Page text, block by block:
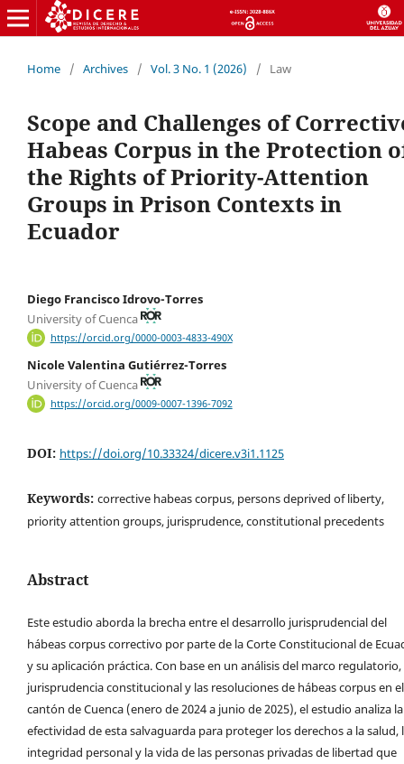
Home / Archives / Vol. 3 No. 1 (2026) / Law
Scope and Challenges of
Habeas Corpus in the Protection
the Rights of Priority-Attention
Groups in Prison Contexts in
Ecuador
Diego Francisco Idrovo-Torres
University of Cuenca
https://orcid.org/0000-0003-4833-490X
Nicole Valentina Gutiérrez-Torres
University of Cuenca
https://orcid.org/0009-0007-1396-7092
DOI: https://doi.org/10.33324/dicere.v3i1.1125
Keywords: corrective habeas corpus, persons deprived of liberty,
priority attention groups, jurisprudence, constitutional precedents
Abstract
Este estudio aborda la brecha entre el desarrollo jurisprudencial del
hábeas corpus correctivo por parte de la Corte Constitucional de
y su aplicación práctica. Con base en un análisis del marco regulatorio,
jurisprudencia constitucional y las resoluciones de hábeas corpus en el
cantón de Cuenca (enero de 2024 a junio de 2025), el estudio analiza la
efectividad de esta salvaguarda para proteger los derechos a la salud,
integridad personal y la vida de las personas privadas de libertad que